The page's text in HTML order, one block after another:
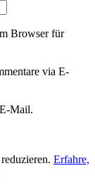
Browser für
via E-
Mail.
Erfahre,